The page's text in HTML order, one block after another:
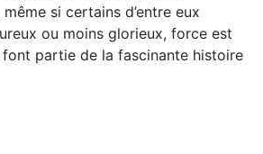
si certains d’entre eux
ou moins glorieux, force est
font partie de la fascinante histoire